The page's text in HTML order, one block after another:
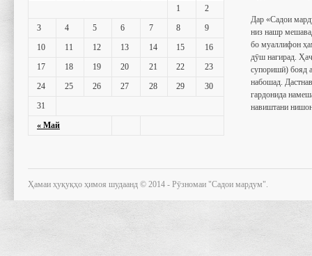
« Май
1
2
3
4 5 6 7 8
9
10
11 12 13 14 15
16
17
18 19 20 21 22
23
24
25 26 27 28 29
30
31
Дар «Садои
низ нашр
бо муаллифон
дӯш нагирад.
супоришӣ) бояд
набошад.
гардонида
навиштани
Ҳамаи ҳуқуқҳо ҳимоя шудаанд © 2014 - Рӯзномаи "Садои мардум".